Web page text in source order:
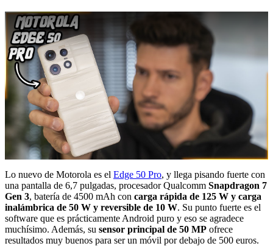
Lo nuevo de Motorola es el Edge 50 Pro, y llega pisando fuerte con
una pantalla de 6,7 pulgadas, procesador Qualcomm Snapdragon 7
Gen 3, batería de 4500 mAh con carga rápida de 125 W y carga
inalámbrica de 50 W y reversible de 10 W. Su punto fuerte es el
software que es prácticamente Android puro y eso se agradece
muchísimo. Además, su sensor principal de 50 MP ofrece
resultados muy buenos para ser un móvil por debajo de 500 euros.